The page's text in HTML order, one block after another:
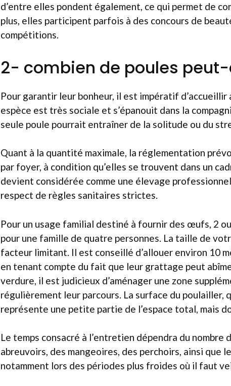
d’entre elles pondent également, ce qui permet de
plus, elles participent parfois à des concours de
compétitions.
2- combien de poules
Pour garantir leur bonheur, il est impératif
espèce est très sociale et s’épanouit dans la
seule poule pourrait entraîner de la solitude ou du
Quant à la quantité maximale, la réglementation
par foyer, à condition qu’elles se trouvent dans un
devient considérée comme une élevage
respect de règles sanitaires strictes.
Pour un usage familial destiné à fournir des œufs, 2
pour une famille de quatre personnes. La taille de
facteur limitant. Il est conseillé d’allouer environ 10
en tenant compte du fait que leur grattage peut
verdure, il est judicieux d’aménager une zone
régulièrement leur parcours. La surface du poulailler,
représente une petite partie de l’espace total, mais
Le temps consacré à l’entretien dépendra du nombre
abreuvoirs, des mangeoires, des perchoirs, ainsi que
notamment lors des périodes plus froides où il faut